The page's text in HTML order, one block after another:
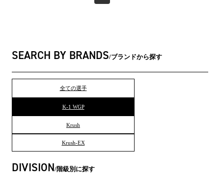
SEARCH BY BRANDS ブランドから探す
全ての選手
K-1 WGP
Krush
Krush-EX
DIVISION 階級別に探す